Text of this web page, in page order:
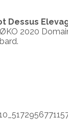
Dessus
2020